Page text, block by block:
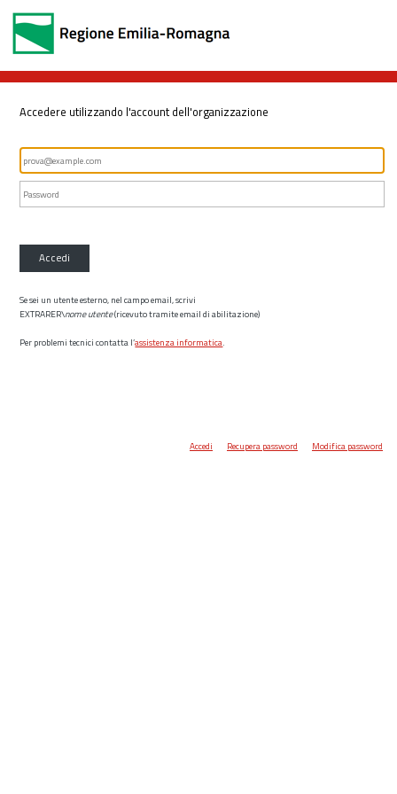
Accedere utilizzando l'account dell'organizzazione
Accedi
Se sei un utente esterno, nel campo email, scrivi
EXTRARER\nome utente(ricevuto tramite email di abilitazione)
Per problemi tecnici contatta l’assistenza informatica.
Accedi Recupera password Modifica password